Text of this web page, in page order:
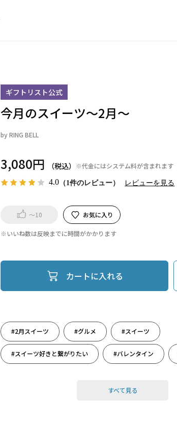
ギフトリスト公式
今月のスイーツ～2月～
byRING BELL
3,080円 ※代金にはシステム料が含まれます
4.0 （1件のレビュー） レビューを見る
～10 お気に入り
※いいね数は反映までに時間がかかります
カートに入れる
#2月スイーツ #グルメ #スイーツ
#スイーツ好きと繋がりたい #バレンタイン
すべて見る